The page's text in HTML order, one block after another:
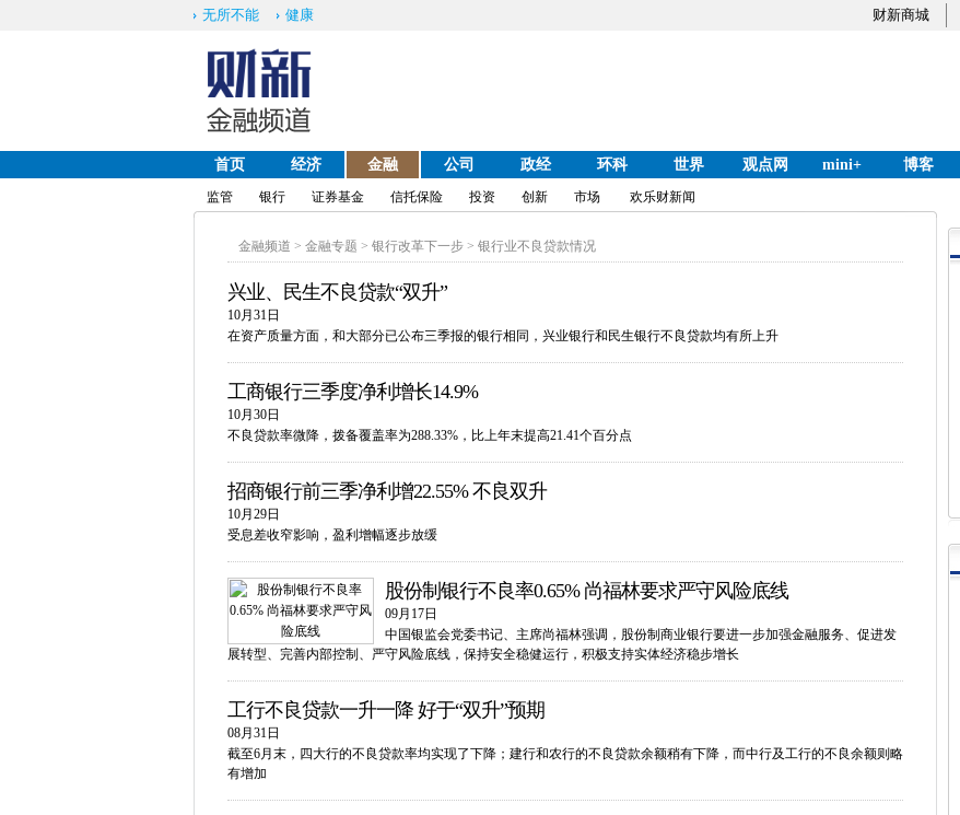
财新商城
无所不能 健康
首页 经济 金融 公司 政经 环科 世界 观点网 mini+ 博客
English
监管 银行 证券基金 信托保险 投资 创新 市场 欢乐财新闻
金融频道 > 金融专题 > 银行改革下一步 > 银行业不良贷款情况
兴业、民生不良贷款“双升”
10月31日
在资产质量方面，和大部分已公布三季报的银行相同，兴业银行和民生银行不良贷款均有所上升
工商银行三季度净利增长14.9%
10月30日
不良贷款率微降，拨备覆盖率为288.33%，比上年末提高21.41个百分点
招商银行前三季净利增22.55% 不良双升
10月29日
受息差收窄影响，盈利增幅逐步放缓
股份制银行不良率0.65% 尚福林要求严守风险底线
09月17日
中国银监会党委书记、主席尚福林强调，股份制商业银行要进一步加强金融服务、促进发
展转型、完善内部控制、严守风险底线，保持安全稳健运行，积极支持实体经济稳步增长
工行不良贷款一升一降 好于“双升”预期
08月31日
截至6月末，四大行的不良贷款率均实现了下降；建行和农行的不良贷款余额稍有下降，而中行及工行的不良余额则略
有增加